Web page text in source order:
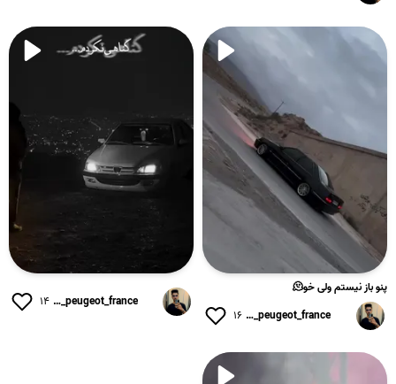
پنو باز نیستم ولی خو🫠
elx_peugeot_france ۱۶
elx_peugeot_france ۱۴